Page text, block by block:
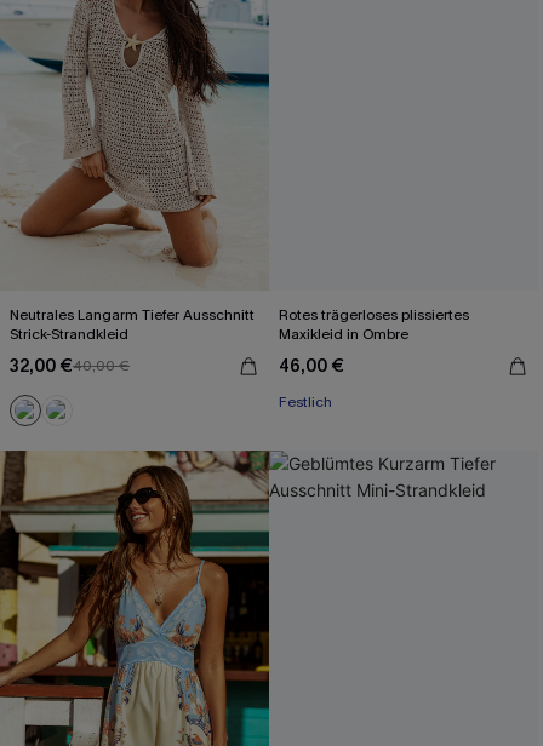
Neutrales Langarm Tiefer Ausschnitt
Strick-Strandkleid
32,00 €40,00 €
Rotes trägerloses plissiertes
Maxikleid in Ombre
46,00 €
Festlich